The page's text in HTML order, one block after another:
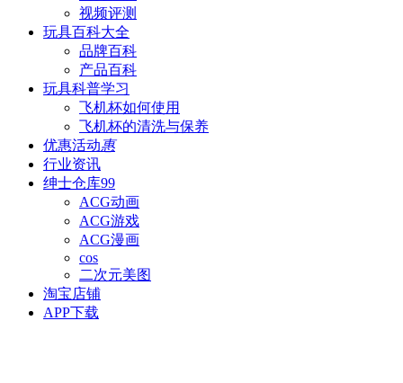
视频评测
玩具百科大全
品牌百科
产品百科
玩具科普学习
飞机杯如何使用
飞机杯的清洗与保养
优惠活动惠
行业资讯
绅士仓库99
ACG动画
ACG游戏
ACG漫画
cos
二次元美图
淘宝店铺
APP下载